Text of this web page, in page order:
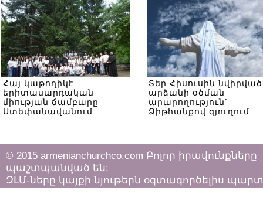
Հայ կաթողիկէ
երիտասարդական
միության ճամբարը
Ստեփանավանում
Տեր Հիսուսին նվիրված
արձանի օծման
արարողություն`
Ձիթհանքով գյուղում
© 2015 armenianchurchco.com Բոլոր իրավունքները
պաշտպանված են:
ԶԼՄ-ները կայքի նյութերն օգտագործելիս